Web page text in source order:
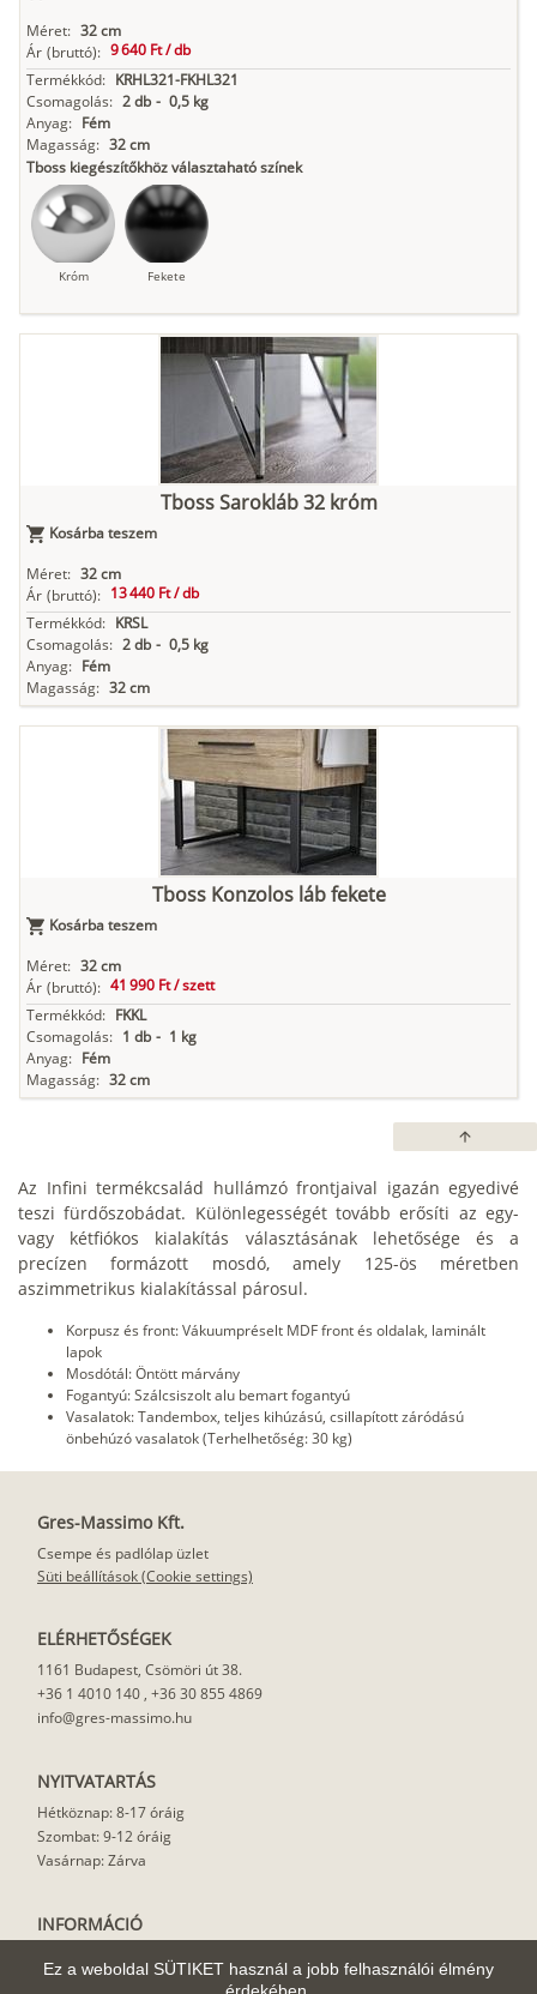
Ez a weboldal SÜTIKET használ a jobb felhasználói élmény
Méret: 32 cm
Ár (bruttó): 9 640 Ft /db
Termékkód: KRHL321-FKHL321
Csomagolás: 2 db - 0,5 kg
Anyag: Fém
Magasság: 32 cm
Tboss kiegészítőkhöz választaható színek
Króm Fekete
Tboss Sarokláb 32 króm
Kosárba teszem
Méret: 32 cm
Ár (bruttó): 13 440 Ft /db
Termékkód: KRSL
Csomagolás: 2 db - 0,5 kg
Anyag: Fém
Magasság: 32 cm
Tboss Konzolos láb fekete
Kosárba teszem
Méret: 32 cm
Ár (bruttó): 41 990 Ft /szett
Termékkód: FKKL
Csomagolás: 1 db - 1 kg
Anyag: Fém
Magasság: 32 cm
arrow_upward
Az Infini termékcsalád hullámzó frontjaival igazán egyedivé
teszi fürdőszobádat. Különlegességét tovább erősíti az egy-
vagy kétfiókos kialakítás választásának lehetősége és a
precízen formázott mosdó, amely 125-ös méretben
aszimmetrikus kialakítással párosul.
Korpusz és front: Vákuumpréselt MDF front és oldalak, laminált
lapok
Mosdótál: Öntött márvány
Fogantyú: Szálcsiszolt alu bemart fogantyú
Vasalatok: Tandembox, teljes kihúzású, csillapított záródású
önbehúzó vasalatok (Terhelhetőség: 30 kg)
Gres-Massimo Kft.
Csempe és padlólap üzlet
Süti beállítások (Cookie settings)
ELÉRHETŐSÉGEK
1161 Budapest, Csömöri út 38.
+36 1 4010 140 , +36 30 855 4869
info@gres-massimo.hu
NYITVATARTÁS
Hétköznap: 8-17 óráig
Szombat: 9-12 óráig
Vasárnap: Zárva
INFORMÁCIÓ
Felhasználási javaslat